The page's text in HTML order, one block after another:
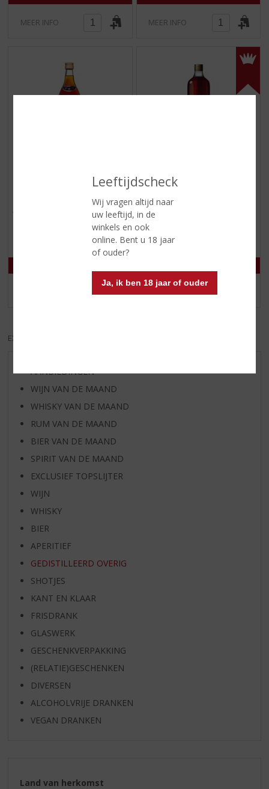
Leeftijdscheck
Wij vragen altijd naar
uw leeftijd, in de
winkels en ook
online. Bent u 18 jaar
of ouder?
Ja, ik ben 18 jaar of ouder
MEER INFO MEER INFO
100 CL
Voorraad (indien beperkt): 11
Stoocker Vieux
Vieux
Voorraad (indien beperkt): 1
EXCL. BTW
AANBIEDINGEN
WIJN VAN DE MAAND
WHISKY VAN DE MAAND
RUM VAN DE MAAND
BIER VAN DE MAAND
SPIRIT VAN DE MAAND
EXCLUSIEF TOPSLIJTER
WIJN
WHISKY
BIER
APERITIEF
GEDISTILLEERD OVERIG
SHOTJES
KANT EN KLAAR
FRISDRANK
GLASWERK
GESCHENKVERPAKKING
(RELATIE)GESCHENKEN
DIVERSEN
ALCOHOLVRIJE DRANKEN
VEGAN DRANKEN
Land van herkomst